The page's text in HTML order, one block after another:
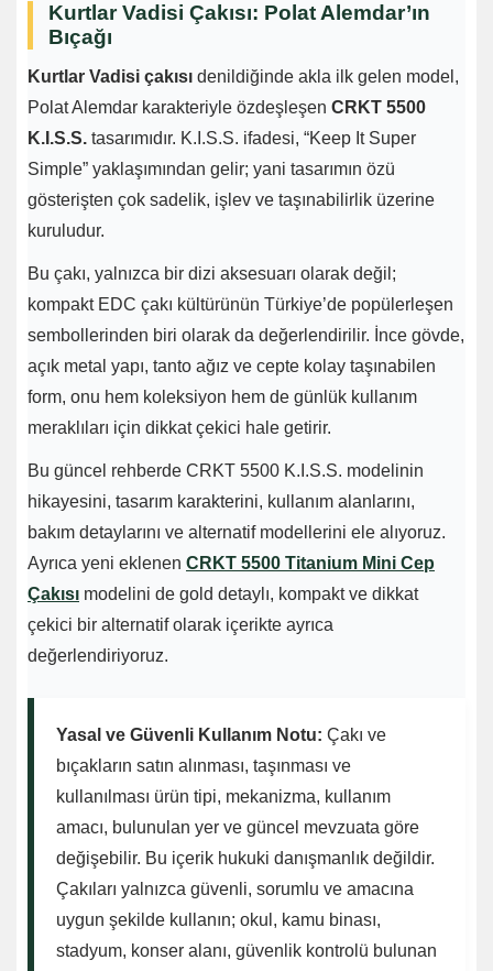
Kurtlar Vadisi Çakısı: Polat Alemdar’ın
Bıçağı
Kurtlar Vadisi çakısı denildiğinde akla ilk gelen model,
Polat Alemdar karakteriyle özdeşleşen CRKT 5500
K.I.S.S. tasarımıdır. K.I.S.S. ifadesi, “Keep It Super
Simple” yaklaşımından gelir; yani tasarımın özü
gösterişten çok sadelik, işlev ve taşınabilirlik üzerine
kuruludur.
Bu çakı, yalnızca bir dizi aksesuarı olarak değil;
kompakt EDC çakı kültürünün Türkiye’de popülerleşen
sembollerinden biri olarak da değerlendirilir. İnce gövde,
açık metal yapı, tanto ağız ve cepte kolay taşınabilen
form, onu hem koleksiyon hem de günlük kullanım
meraklıları için dikkat çekici hale getirir.
Bu güncel rehberde CRKT 5500 K.I.S.S. modelinin
hikayesini, tasarım karakterini, kullanım alanlarını,
bakım detaylarını ve alternatif modellerini ele alıyoruz.
Ayrıca yeni eklenen CRKT 5500 Titanium Mini Cep
Çakısı modelini de gold detaylı, kompakt ve dikkat
çekici bir alternatif olarak içerikte ayrıca
değerlendiriyoruz.
Yasal ve Güvenli Kullanım Notu: Çakı ve
bıçakların satın alınması, taşınması ve
kullanılması ürün tipi, mekanizma, kullanım
amacı, bulunulan yer ve güncel mevzuata göre
değişebilir. Bu içerik hukuki danışmanlık değildir.
Çakıları yalnızca güvenli, sorumlu ve amacına
uygun şekilde kullanın; okul, kamu binası,
stadyum, konser alanı, güvenlik kontrolü bulunan